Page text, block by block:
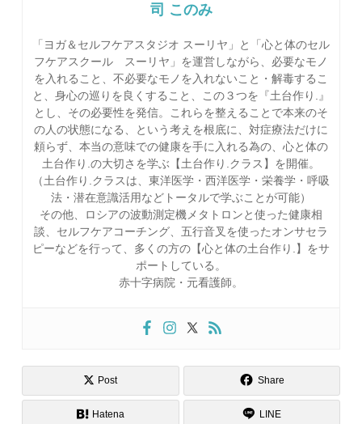
司 このみ
「ヨガ＆セルフケアスタジオ スーリヤ」と「心と体のセル
フケアスクール スーリヤ」を運営しながら、必要なモノ
を入れること、不必要なモノを入れないこと・解毒するこ
と、身心の巡りを良くすること、この３つを『土台作り.』
とし、その必要性を発信。これらを整えることで本来のそ
の人の状態になる、という考えを根底に、対症療法だけに
頼らず、本当の意味での健康を手に入れる為の、心と体の
土台作り.の大切さを学ぶ【土台作り.クラス】を開催。
（土台作り.クラスは、東洋医学・西洋医学・栄養学・呼吸
法・潜在意識活用などトータルで学ぶことが可能）
その他、ロシアの波動測定機メタトロンと使った健康相
談、セルフケアコーチング、五行音叉を使ったオンサセラ
ピーなどを行って、多くの方の【心と体の土台作り.】をサ
ポートしている。
赤十字病院・元看護師。
Post Share
Hatena LINE